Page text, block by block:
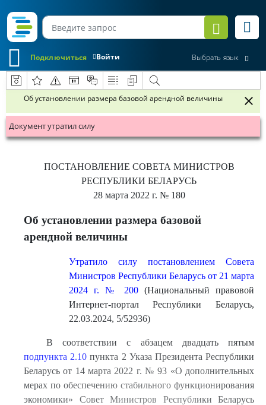
Войти
Подключиться Выбрать язык
Об установлении размера базовой арендной величины
Документ утратил силу
ПОСТАНОВЛЕНИЕ СОВЕТА МИНИСТРОВ
РЕСПУБЛИКИ БЕЛАРУСЬ
28 марта 2022 г. № 180
Об установлении размера базовой
арендной величины
Утратило силу постановлением Совета
Министров Республики Беларусь от 21 марта
2024 г. № 200(Национальный правовой
Интернет-портал Республики Беларусь,
22.03.2024, 5/52936)
В соответствии с абзацем двадцать пятым
подпункта 2.10 пункта 2 Указа Президента Республики
Беларусь от 14 марта 2022 г. № 93 «О дополнительных
мерах по обеспечению стабильного функционирования
экономики» Совет Министров Республики Беларусь